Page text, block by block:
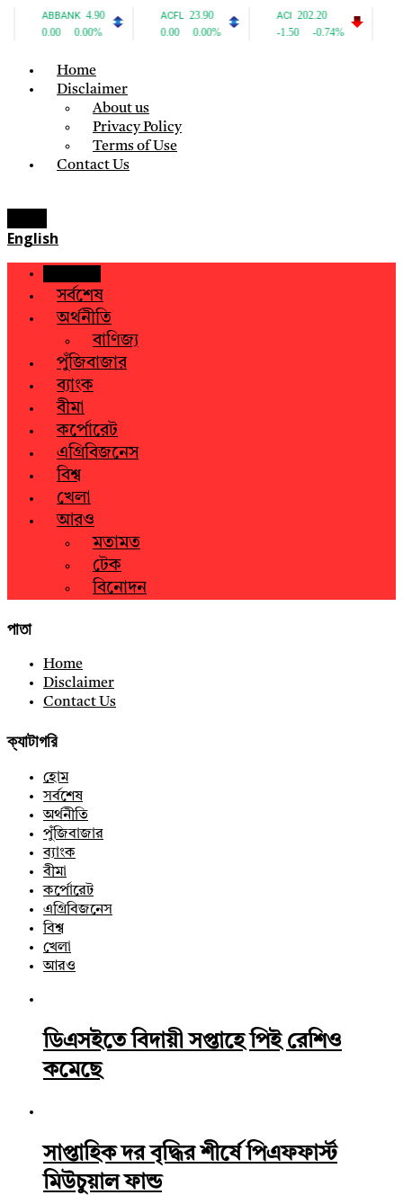
Home
Disclaimer
About us
Privacy Policy
Terms of Use
Contact Us
English
সর্বশেষ
অর্থনীতি
বাণিজ্য
পুঁজিবাজার
ব্যাংক
বীমা
কর্পোরেট
এগ্রিবিজনেস
বিশ্ব
খেলা
আরও
মতামত
টেক
বিনোদন
পাতা
Home
Disclaimer
Contact Us
ক্যাটাগরি
হোম
সর্বশেষ
অর্থনীতি
পুঁজিবাজার
ব্যাংক
বীমা
কর্পোরেট
এগ্রিবিজনেস
বিশ্ব
খেলা
আরও
ডিএসইতে বিদায়ী সপ্তাহে পিই রেশিও
কমেছে
সাপ্তাহিক দর বৃদ্ধির শীর্ষে পিএফফার্স্ট
মিউচুয়াল ফান্ড